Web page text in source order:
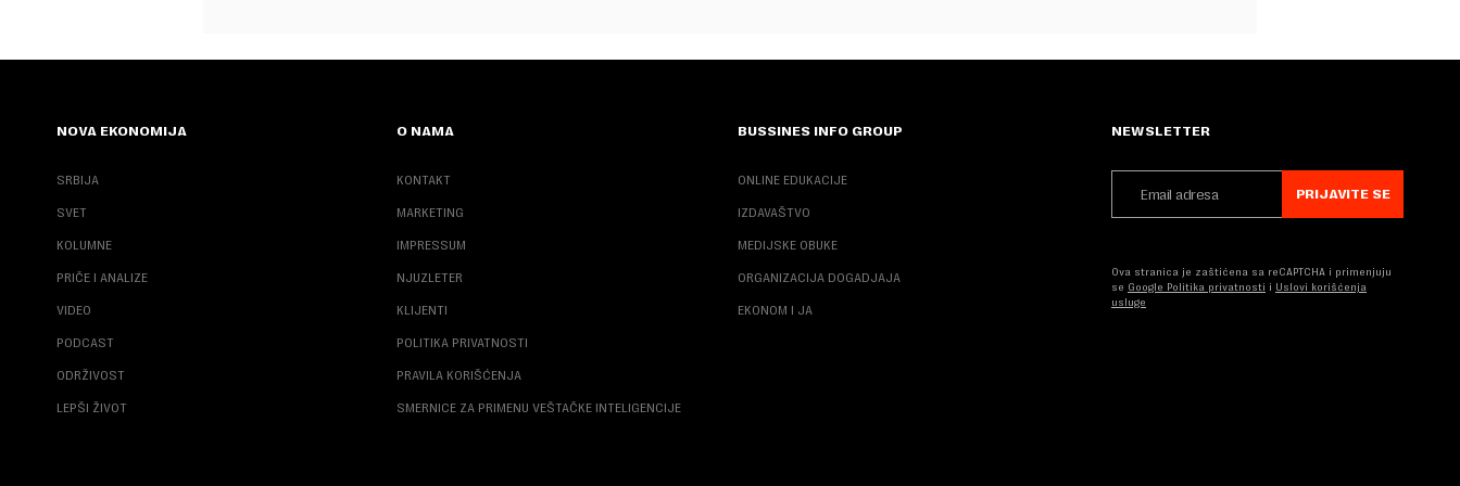
NOVA EKONOMIJA
SRBIJA
SVET
KOLUMNE
PRIČE I ANALIZE
VIDEO
PODCAST
ODRŽIVOST
LEPŠI ŽIVOT
O NAMA
KONTAKT
MARKETING
IMPRESSUM
NJUZLETER
KLIJENTI
POLITIKA PRIVATNOSTI
PRAVILA KORIŠĆENJA
SMERNICE ZA PRIMENU VEŠTAČKE INTELIGENCIJE
BUSSINES INFO GROUP
ONLINE EDUKACIJE
IZDAVAŠTVO
MEDIJSKE OBUKE
ORGANIZACIJA DOGADJAJA
EKONOM I JA
NEWSLETTER
PRIJAVITE SE
Ova stranica je zaštićena sa reCAPTCHA i primenjuju
se Google Politika privatnosti i Uslovi korišćenja
usluge